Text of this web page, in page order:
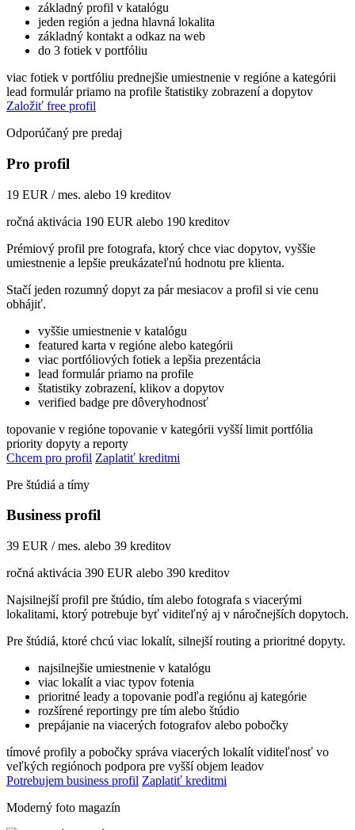
základný profil v katalógu
jeden región a jedna hlavná lokalita
základný kontakt a odkaz na web
do 3 fotiek v portfóliu
viac fotiek v portfóliu prednejšie umiestnenie v regióne a kategórii
lead formulár priamo na profile štatistiky zobrazení a dopytov
Založiť free profil
Odporúčaný pre predaj
Pro profil
19 EUR / mes. alebo 19 kreditov
ročná aktivácia 190 EUR alebo 190 kreditov
Prémiový profil pre fotografa, ktorý chce viac dopytov, vyššie
umiestnenie a lepšie preukázateľnú hodnotu pre klienta.
Stačí jeden rozumný dopyt za pár mesiacov a profil si vie cenu
obhájiť.
vyššie umiestnenie v katalógu
featured karta v regióne alebo kategórii
viac portfóliových fotiek a lepšia prezentácia
lead formulár priamo na profile
štatistiky zobrazení, klikov a dopytov
verified badge pre dôveryhodnosť
topovanie v regióne topovanie v kategórii vyšší limit portfólia
priority dopyty a reporty
Chcem pro profil Zaplatiť kreditmi
Pre štúdiá a tímy
Business profil
39 EUR / mes. alebo 39 kreditov
ročná aktivácia 390 EUR alebo 390 kreditov
Najsilnejší profil pre štúdio, tím alebo fotografa s viacerými
lokalitami, ktorý potrebuje byť viditeľný aj v náročnejších dopytoch.
Pre štúdiá, ktoré chcú viac lokalít, silnejší routing a prioritné dopyty.
najsilnejšie umiestnenie v katalógu
viac lokalít a viac typov fotenia
prioritné leady a topovanie podľa regiónu aj kategórie
rozšírené reportingy pre tím alebo štúdio
prepájanie na viacerých fotografov alebo pobočky
tímové profily a pobočky správa viacerých lokalít viditeľnosť vo
veľkých regiónoch podpora pre vyšší objem leadov
Potrebujem business profil Zaplatiť kreditmi
Moderný foto magazín